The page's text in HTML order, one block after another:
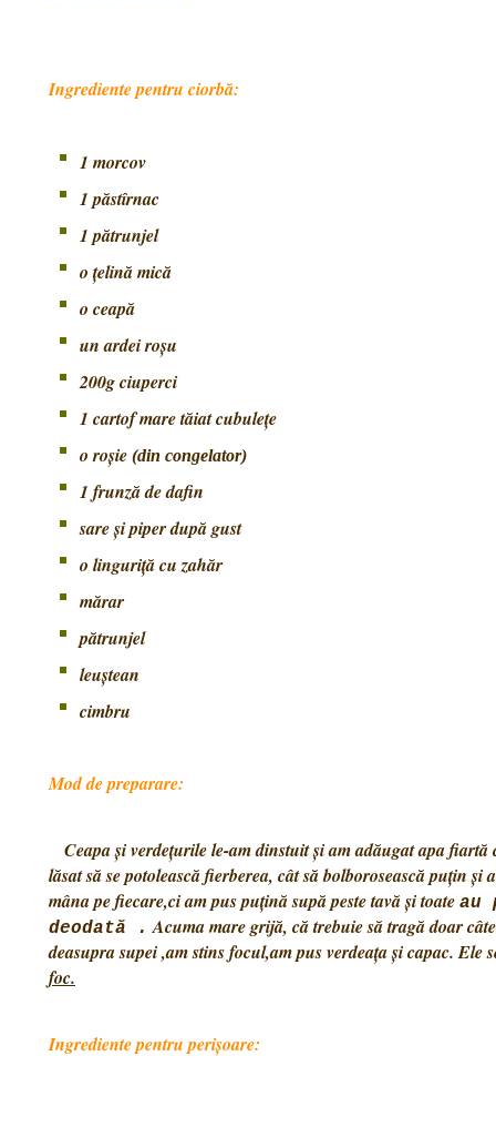
Ingrediente pentru ciorbă:
1 morcov
1 păstîrnac
1 pătrunjel
o ţelină mică
o ceapă
un ardei roşu
200g ciuperci
1 cartof mare tăiat cubuleţe
o roşie (din congelator)
1 frunză de dafin
sare şi piper după gust
o linguriţă cu zahăr
mărar
pătrunjel
leuştean
cimbru
Mod de preparare:
Ceapa şi verdeţurile le-am dinstuit şi am adăugat apa
lăsat să se potolească fierberea, cât să bolborosească puţin
mâna pe fiecare,ci am pus puţină supă peste tavă şi toate au
deodată . Acuma mare grijă, că trebuie să tragă doar
deasupra supei ,am stins focul,am pus verdeaţa şi capac.
foc.
Ingrediente pentru perișoare: